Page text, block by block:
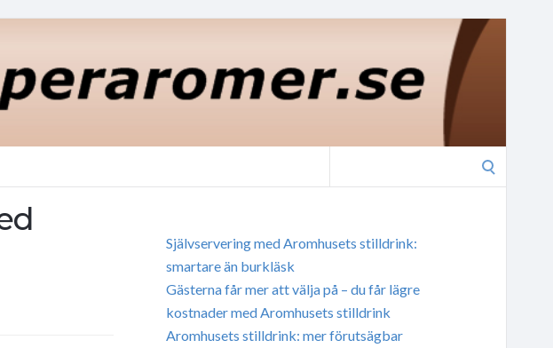
Självservering med Aromhusets stilldrink:
smartare än burkläsk
Gästerna får mer att välja på – du får lägre
kostnader med Aromhusets stilldrink
Aromhusets stilldrink: mer förutsägbar